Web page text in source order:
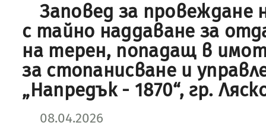
Заповед за провеждане
с тайно наддаване за
на терен, попадащ в
за стопанисване и
„Напредък - 1870“, гр.
08.04.2026